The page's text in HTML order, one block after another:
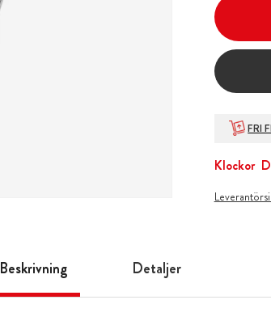
FRI
Klockor
Beskrivning Detaljer